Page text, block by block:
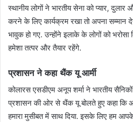
स्थानीय लोगों ने भारतीय सेना को प्यार,
करने के लिए कार्यक्रम रखा तो अपना सम्मान
भावुक हो गए. उन्होंने इलाके के लोगों को भरोसा
हमेशा तत्पर और तैयार रहेंगे.
प्रशासन ने कहा थैंक यू आर्मी
कोलारस एसडीएम अनूप शर्मा ने भारतीय सैनिकों
प्रशासन की ओर से थैंक यू बोलते हुए कहा कि आप
हमारा मुसीबत में साथ दिया. इसके लिए हम